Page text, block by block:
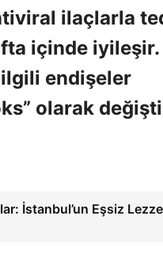
ilaçlarla
içinde iyileşir.
ilgili endişeler
olarak
İstanbul’un Eşsiz